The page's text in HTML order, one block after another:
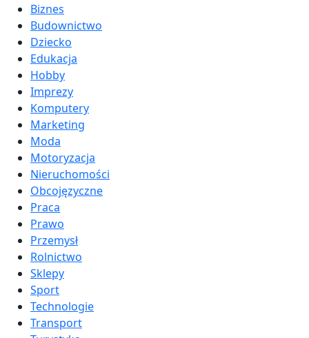
Biznes
Budownictwo
Dziecko
Edukacja
Hobby
Imprezy
Komputery
Marketing
Moda
Motoryzacja
Nieruchomości
Obcojęzyczne
Praca
Prawo
Przemysł
Rolnictwo
Sklepy
Sport
Technologie
Transport